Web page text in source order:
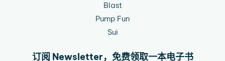
Blast
Pump Fun
Sui
订阅 Newsletter，免费领取一本电子书